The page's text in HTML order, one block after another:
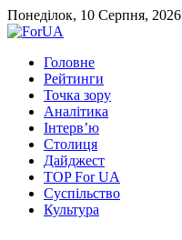
Понеділок, 10 Серпня, 2026
Головне
Рейтинги
Точка зору
Аналітика
Інтерв’ю
Столиця
Дайджест
TOP For UA
Суспiльство
Культура